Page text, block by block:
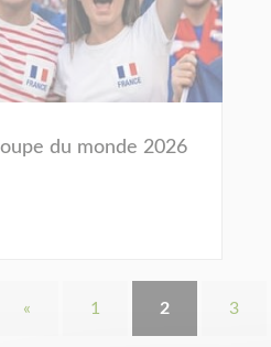
du monde 2026
« 1 2 3